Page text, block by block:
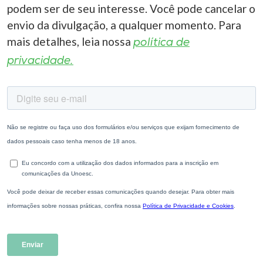
podem ser de seu interesse. Você pode cancelar o
envio da divulgação, a qualquer momento. Para
mais detalhes, leia nossa política de
privacidade.